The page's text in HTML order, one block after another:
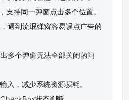
支持同一弹窗点击多个位置。
遇到流氓弹窗容易误点广告的
多个弹窗无法全部关闭的问
入，减少系统资源损耗。